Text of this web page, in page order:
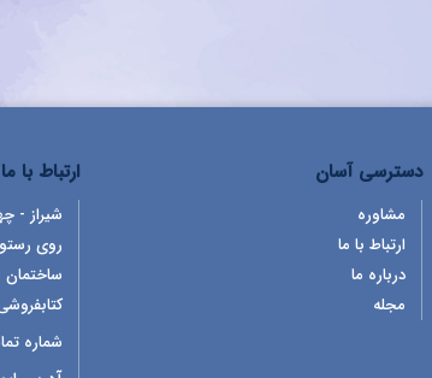
دسترسی آسان
مشاوره
ارتباط با ما
درباره ما
مجله
ارتباط با ما
شیراز -
روی
شماره